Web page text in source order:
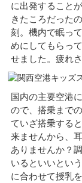
に出発すること
きたころだった
刻。機内で眠っ
めにしてもらっ
せました。疲れ
国内の主要空港
ので、搭乗まで
ていざ搭乗する
来ませんから、
ありませんか？
いるといいとい
に合わせて授乳